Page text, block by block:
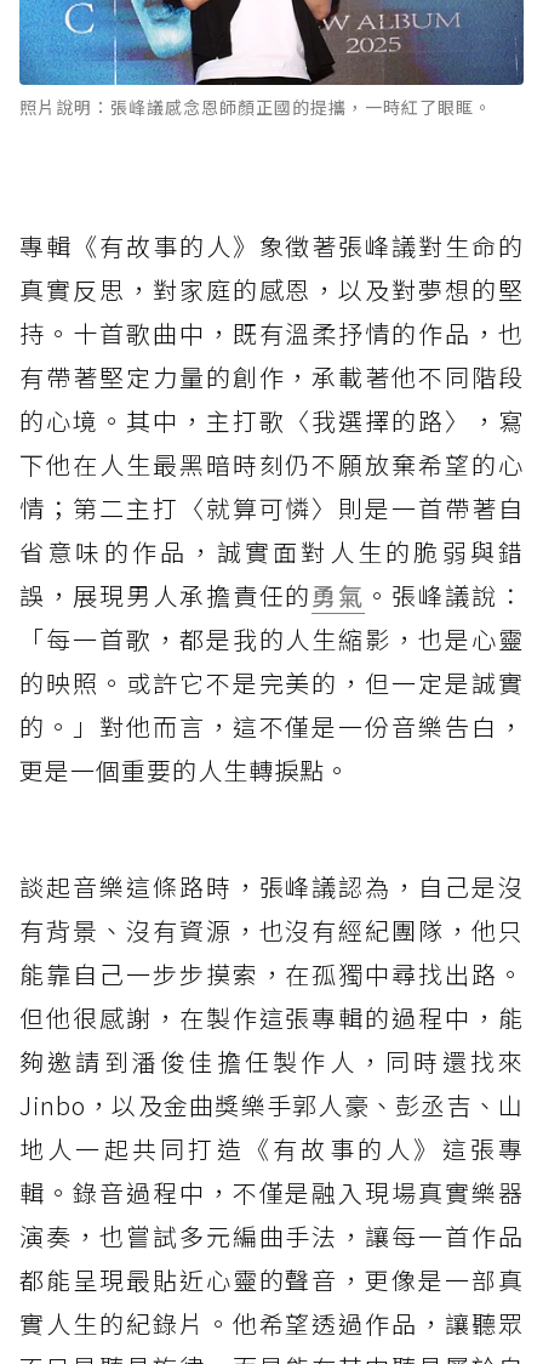
照片說明：張峰議感念恩師顏正國的提攜，一時紅了眼眶。
專輯《有故事的人》象徵著張峰議對生命的
真實反思，對家庭的感恩，以及對夢想的堅
持。十首歌曲中，既有溫柔抒情的作品，也
有帶著堅定力量的創作，承載著他不同階段
的心境。其中，主打歌〈我選擇的路〉，寫
下他在人生最黑暗時刻仍不願放棄希望的心
情；第二主打〈就算可憐〉則是一首帶著自
省意味的作品，誠實面對人生的脆弱與錯
誤，展現男人承擔責任的勇氣 。張峰議說：
「每一首歌，都是我的人生縮影，也是心靈
的映照。或許它不是完美的，但一定是誠實
的。」對他而言，這不僅是一份音樂告白，
更是一個重要的人生轉捩點。
談起音樂這條路時，張峰議認為，自己是沒
有背景、沒有資源，也沒有經紀團隊，他只
能靠自己一步步摸索，在孤獨中尋找出路。
但他很感謝，在製作這張專輯的過程中，能
夠邀請到潘俊佳擔任製作人，同時還找來
Jinbo，以及金曲獎樂手郭人豪、彭丞吉、山
地人一起共同打造《有故事的人》這張專
輯。錄音過程中，不僅是融入現場真實樂器
演奏，也嘗試多元編曲手法，讓每一首作品
都能呈現最貼近心靈的聲音，更像是一部真
實人生的紀錄片。他希望透過作品，讓聽眾